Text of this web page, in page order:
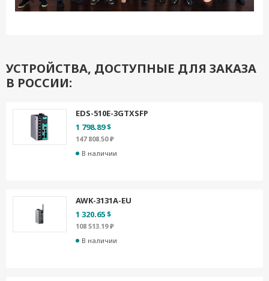
УСТРОЙСТВА, ДОСТУПНЫЕ ДЛЯ ЗАКАЗА
В РОССИИ:
EDS-510E-3GTXSFP
1 798.89 $
147 808.50 ₽
В наличии
AWK-3131A-EU
1 320.65 $
108 513.19 ₽
В наличии